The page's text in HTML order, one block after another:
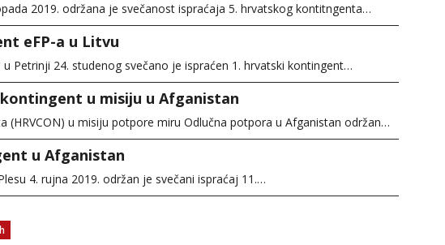
2019. održana je svečanost ispraćaja 5. hrvatskog kontitngenta…
eFP-a u Litvu
Petrinji 24. studenog svečano je ispraćen 1. hrvatski kontingent…
u misiju u Afganistan
(HRVCON) u misiju potpore miru Odlučna potpora u Afganistan održan…
u Afganistan
4. rujna 2019. održan je svečani ispraćaj 11.…